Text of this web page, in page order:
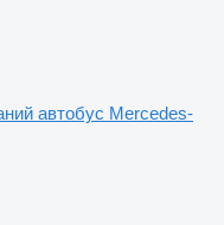
автобус Mercedes-